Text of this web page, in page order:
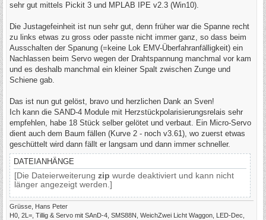
sehr gut mittels Pickit 3 und MPLAB IPE v2.3 (Win10).
Die Justagefeinheit ist nun sehr gut, denn früher war die Spanne recht
zu links etwas zu gross oder passte nicht immer ganz, so dass beim
Ausschalten der Spanung (=keine Lok EMV-Überfahranfälligkeit) ein
Nachlassen beim Servo wegen der Drahtspannung manchmal vor kam
und es deshalb manchmal ein kleiner Spalt zwischen Zunge und
Schiene gab.
Das ist nun gut gelöst, bravo und herzlichen Dank an Sven!
Ich kann die SAND-4 Module mit Herzstückpolarisierungsrelais sehr
empfehlen, habe 18 Stück selber gelötet und verbaut. Ein Micro-Servo
dient auch dem Baum fällen (Kurve 2 - noch v3.61), wo zuerst etwas
geschüttelt wird dann fällt er langsam und dann immer schneller.
DATEIANHÄNGE
[Die Dateierweiterung zip wurde deaktiviert und kann nicht
länger angezeigt werden.]
Grüsse, Hans Peter
H0, 2L=, Tillig & Servo mit SAnD-4, SMS88N, WeichZwei Licht Waggon, LED-Dec,